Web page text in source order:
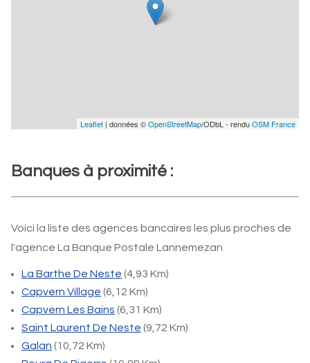
Leaflet | données ©OpenStreetMap/ODbL - renduOSM France
Banques à proximité :
Voici la liste des agences bancaires les plus proches de
l'agence La Banque Postale Lannemezan
La Barthe De Neste (4,93 Km)
Capvern Village (6,12 Km)
Capvern Les Bains (6,31 Km)
Saint Laurent De Neste (9,72 Km)
Galan (10,72 Km)